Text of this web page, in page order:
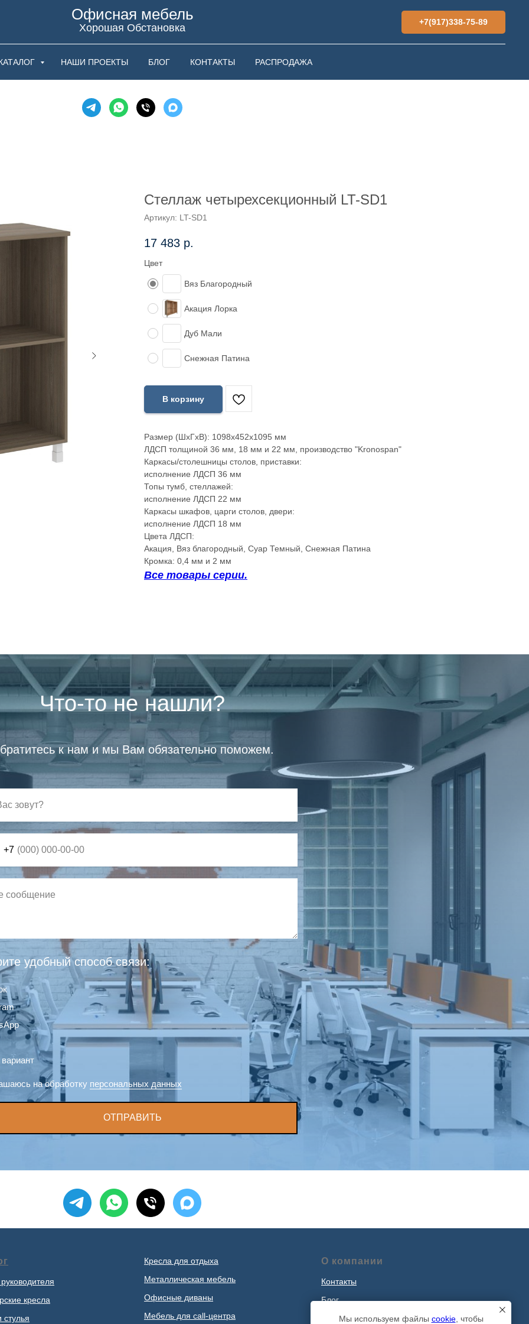
Офисная мебель
Хорошая Обстановка +7(917)338-75-89
НАШИ ПРОЕКТЫ БЛОГ КОНТАКТЫ РАСПРОДАЖА
Стеллаж четырехсекционный LT-SD1
Артикул: LT-SD1
17 483 р.
Цвет
Вяз Благородный
Акация Лорка
Дуб Мали
Снежная Патина
В корзину
Размер (ШхГхВ): 1098х452х1095 мм
ЛДСП толщиной 36 мм, 18 мм и 22 мм, производство "Kronospan"
Каркасы/столешницы столов, приставки:
исполнение ЛДСП 36 мм
Топы тумб, стеллажей:
исполнение ЛДСП 22 мм
Каркасы шкафов, царги столов, двери:
исполнение ЛДСП 18 мм
Цвета ЛДСП:
Акация, Вяз благородный, Суар Темный, Снежная Патина
Кромка: 0,4 мм и 2 мм
Все товары серии.
Что-то не нашли?
к нам и мы Вам обязательно поможем.
+7
удобный способ связи:
на обработку персональных данных
ОТПРАВИТЬ
Мы используем файлы cookie, чтобы
кресла
стулья
Кресла для отдыха
Металлическая мебель
Офисные диваны
Мебель для call-центра
О компании
Контакты
Блог
Наши проекты